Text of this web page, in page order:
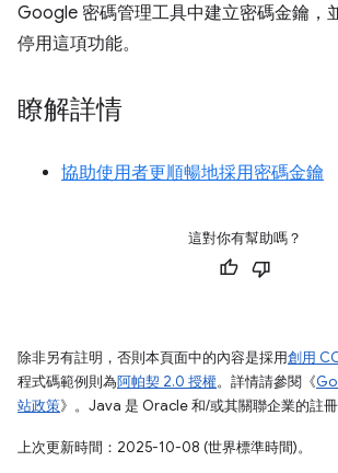
Google 密碼管理工具中建立密碼金鑰，
停用這項功能。
瞭解詳情
協助使用者更順暢地採用密碼金鑰
這對你有幫助嗎？
除非另有註明，否則本頁面中的內容是採用創用
程式碼範例則為阿帕契 2.0 授權。詳情請參閱《
站政策》。Java 是 Oracle 和/或其關聯企業的註冊
上次更新時間：2025-10-08 (世界標準時間)。